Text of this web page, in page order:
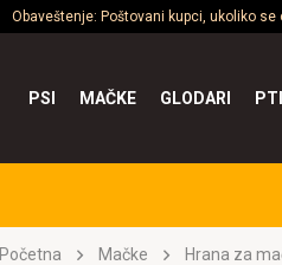
Obaveštenje: Poštovani kupci, ukoliko
PSI MAČKE GLODARI
Početna Mačke Hrana za